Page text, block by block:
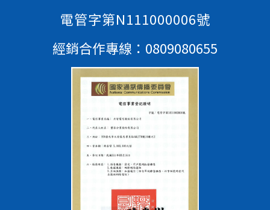
電管字第N111000006號
經銷合作專線： 0809080655